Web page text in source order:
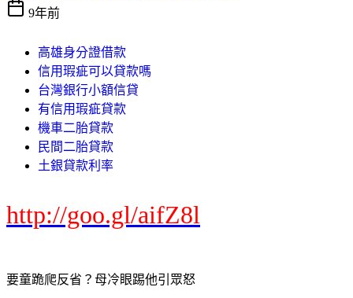
9年前
高雄身分證借款
信用瑕疵可以貸款嗎
台灣銀行小額信貸
有信用瑕疵貸款
機車二胎貸款
民間二胎貸款
土銀貸款利率
http://goo.gl/aifZ8l
要童跪爬反省？母冷眼踢他引眾怒